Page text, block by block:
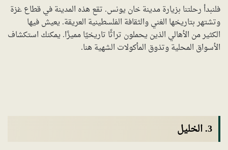
فلنبدأ رحلتنا بزيارة مدينة خان يونس. تقع هذه المدينة في قطاع غزة
وتشتهر بتاريخها الغني والثقافة الفلسطينية العريقة. يعيش فيها
الكثير من الأهالي الذين يحملون تراثًا تاريخيًا مميزًا. يمكنك استكشاف
الأسواق المحلية وتذوق المأكولات الشهية هنا.
3. الخليل